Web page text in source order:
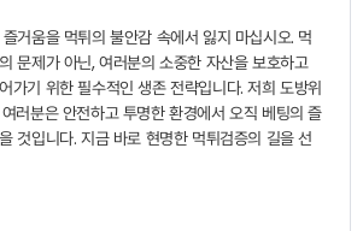
거움을 먹튀의 불안감 속에서 잃지 마십시오. 먹
문제가 아닌, 여러분의 소중한 자산을 보호하고
가기 위한 필수적인 생존 전략입니다. 저희 도방위
러분은 안전하고 투명한 환경에서 오직 베팅의 즐
것입니다. 지금 바로 현명한 먹튀검증의 길을 선